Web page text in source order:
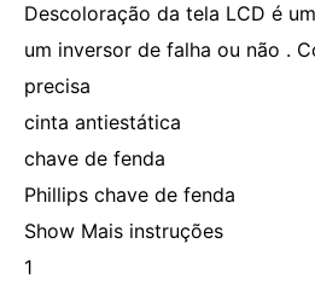
Descoloração da tela LCD é
um inversor de falha ou não .
precisa
cinta antiestática
chave de fenda
Phillips chave de fenda
Show Mais instruções
1